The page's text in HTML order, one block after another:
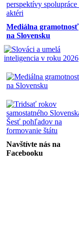
Mediálna gramotnosť
na Slovensku
Navštívte nás na
Facebooku